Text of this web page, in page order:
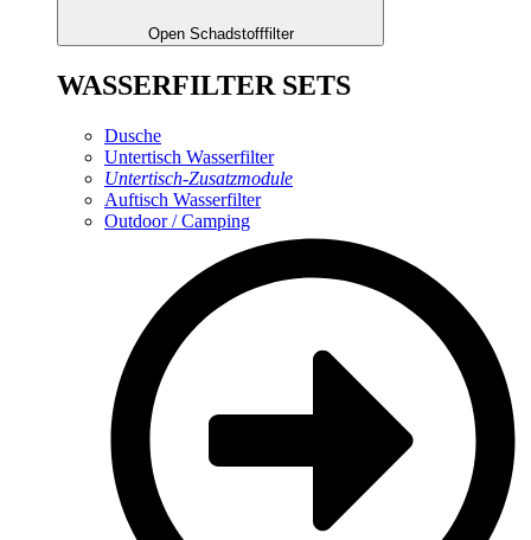
Open Schadstofffilter
WASSERFILTER SETS
Dusche
Untertisch Wasserfilter
Untertisch-Zusatzmodule
Auftisch Wasserfilter
Outdoor / Camping